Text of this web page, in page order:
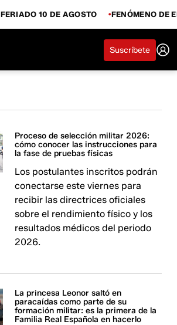
FERIADO 10 DE AGOSTO FENÓMENO DE
Suscríbete
Proceso de selección militar 2026:
cómo conocer las instrucciones para
la fase de pruebas físicas
Los postulantes inscritos podrán
conectarse este viernes para
recibir las directrices oficiales
sobre el rendimiento físico y los
resultados médicos del periodo
2026.
La princesa Leonor saltó en
paracaídas como parte de su
formación militar: es la primera de la
Familia Real Española en hacerlo